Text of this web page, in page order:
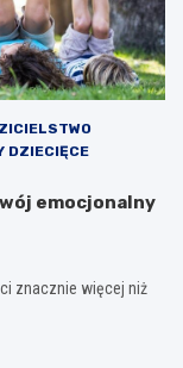
DZIECIĘCE
emocjonalny
znacznie więcej niż